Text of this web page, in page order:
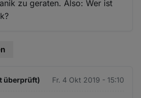
zu geraten. Also: Wer ist
überprüft) Fr. 4 Okt 2019 - 15:10